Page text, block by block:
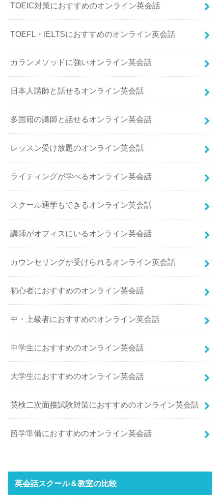
TOEIC対策におすすめのオンライン英会話
TOEFL・IELTSにおすすめのオンライン英会話
カランメソッドに強いオンライン英会話
日本人講師と話せるオンライン英会話
多国籍の講師と話せるオンライン英会話
レッスン受け放題のオンライン英会話
ライティングが学べるオンライン英会話
スクール通学もできるオンライン英会話
講師がオフィスにいるオンライン英会話
カウンセリングが受けられるオンライン英会話
初心者におすすめのオンライン英会話
中・上級者におすすめのオンライン英会話
中学生におすすめのオンライン英会話
大学生におすすめのオンライン英会話
英検二次面接試験対策におすすめのオンライン英会話
留学準備におすすめのオンライン英会話
英会話スクール＆教室の比較